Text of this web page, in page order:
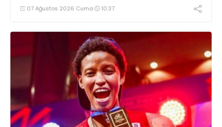
07 Ağustos 2026 Cuma 10:37